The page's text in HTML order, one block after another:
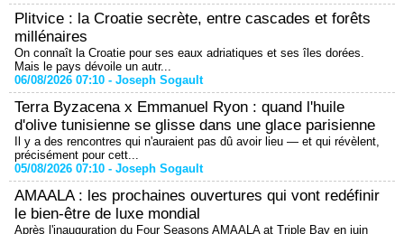
Plitvice : la Croatie secrète, entre cascades et forêts
millénaires
On connaît la Croatie pour ses eaux adriatiques et ses îles dorées.
Mais le pays dévoile un autr...
06/08/2026 07:10 - Joseph Sogault
Terra Byzacena x Emmanuel Ryon : quand l'huile
d'olive tunisienne se glisse dans une glace parisienne
Il y a des rencontres qui n'auraient pas dû avoir lieu — et qui révèlent,
précisément pour cett...
05/08/2026 07:10 - Joseph Sogault
AMAALA : les prochaines ouvertures qui vont redéfinir
le bien-être de luxe mondial
Après l'inauguration du Four Seasons AMAALA at Triple Bay en juin